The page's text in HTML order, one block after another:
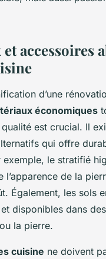
accessoires
d’une
économiques
est crucial. Il
qui offre
exemple, le stratifié
l’apparence de la
Également, les sols
disponibles dans
la pierre.
cuisine ne doivent